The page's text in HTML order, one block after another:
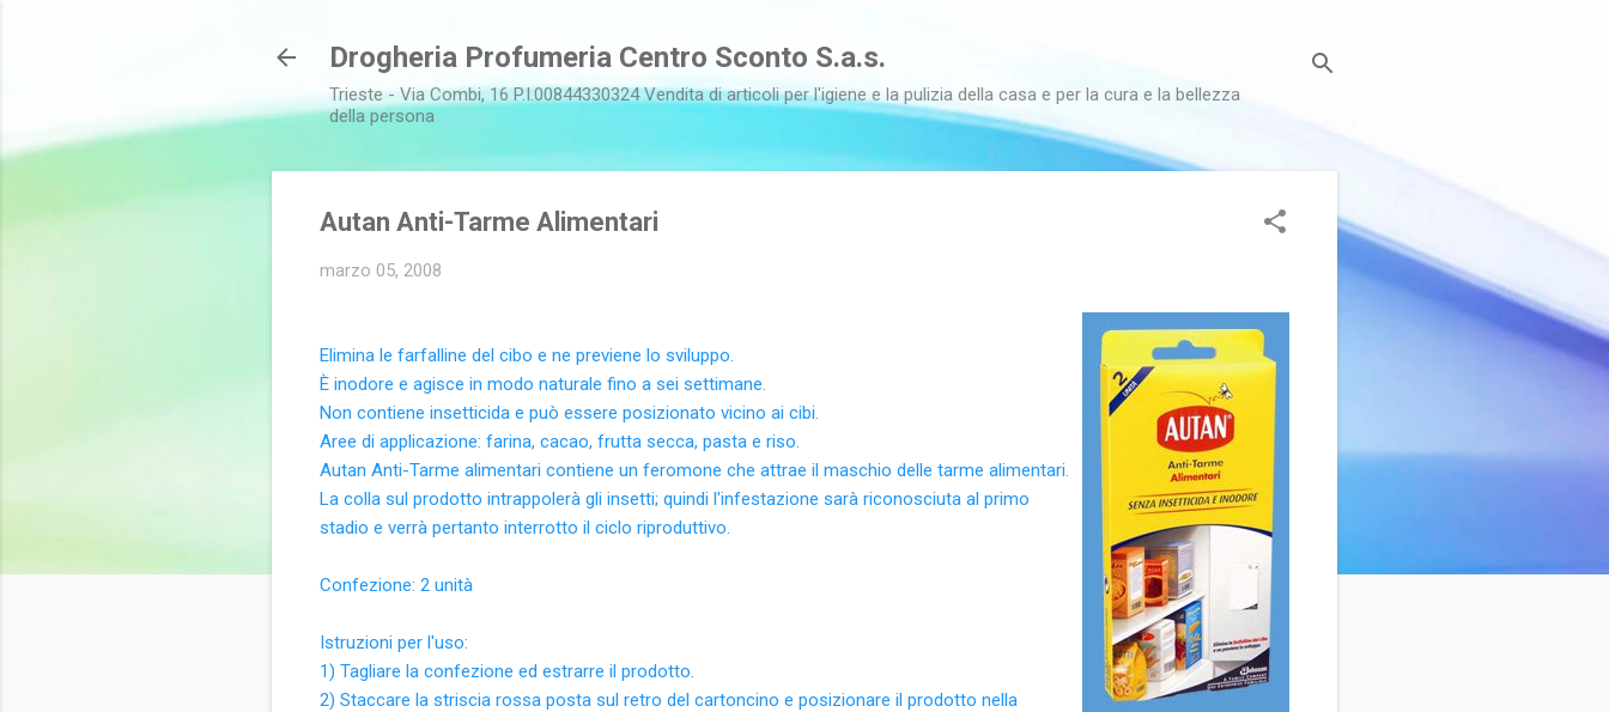
Drogheria Profumeria Centro Sconto S.a.s.
Trieste - Via Combi, 16 P.I.00844330324 Vendita di articoli per l'igiene e la pulizia della casa e per la cura e la bellezza
della persona
Autan Anti-Tarme Alimentari
marzo 05, 2008
Elimina le farfalline del cibo e ne previene lo sviluppo.
È inodore e agisce in modo naturale fino a sei settimane.
Non contiene insetticida e può essere posizionato vicino ai cibi.
Aree di applicazione: farina, cacao, frutta secca, pasta e riso.
Autan Anti-Tarme alimentari contiene un feromone che attrae il maschio delle tarme alimentari.
La colla sul prodotto intrappolerà gli insetti; quindi l'infestazione sarà riconosciuta al primo
stadio e verrà pertanto interrotto il ciclo riproduttivo.
Confezione: 2 unità
Istruzioni per l'uso:
1) Tagliare la confezione ed estrarre il prodotto.
2) Staccare la striscia rossa posta sul retro del cartoncino e posizionare il prodotto nella